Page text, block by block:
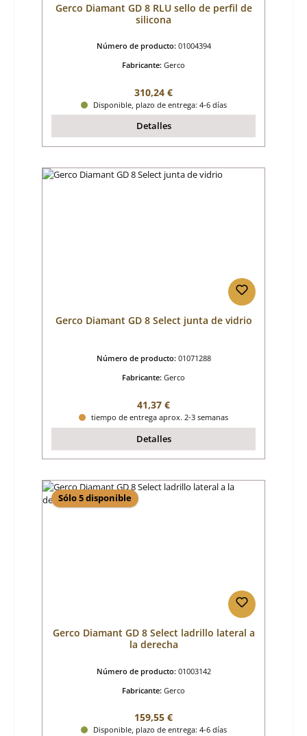
Gerco Diamant GD 8 RLU sello de perfil de
silicona
Número de producto: 01004394
Fabricante: Gerco
Precio normal:
310,24 €
Disponible, plazo de entrega: 4-6 días
Detalles
Gerco Diamant GD 8 Select junta de vidrio
Número de producto: 01071288
Fabricante: Gerco
Precio normal:
41,37 €
tiempo de entrega aprox. 2-3 semanas
Detalles
Sólo 5 disponible
Gerco Diamant GD 8 Select ladrillo lateral a
la derecha
Número de producto: 01003142
Fabricante: Gerco
Precio normal:
159,55 €
Disponible, plazo de entrega: 4-6 días